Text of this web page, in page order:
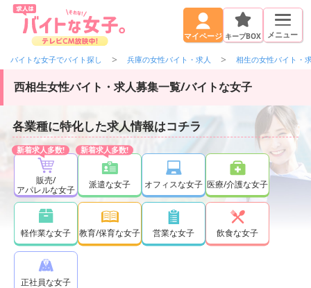
マイページ キープBOX メニュー
バイトな女子でバイト探し 兵庫の女性バイト・求人 相生の女性バイト・
西相生女性バイト・求人募集一覧/バイトな女子
各業種に特化した求人情報はコチラ
販売/
アパレルな女子
派遣な女子 オフィスな女子 医療/介護な女子
軽作業な女子 教育/保育な女子 営業な女子 飲食な女子
正社員な女子